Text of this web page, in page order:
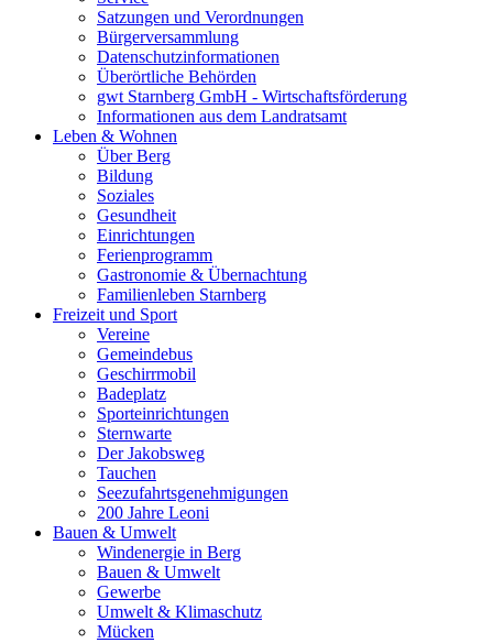
Satzungen und Verordnungen
Bürgerversammlung
Datenschutzinformationen
Überörtliche Behörden
gwt Starnberg GmbH - Wirtschaftsförderung
Informationen aus dem Landratsamt
Leben & Wohnen
Über Berg
Bildung
Soziales
Gesundheit
Einrichtungen
Ferienprogramm
Gastronomie & Übernachtung
Familienleben Starnberg
Freizeit und Sport
Vereine
Gemeindebus
Geschirrmobil
Badeplatz
Sporteinrichtungen
Sternwarte
Der Jakobsweg
Tauchen
Seezufahrtsgenehmigungen
200 Jahre Leoni
Bauen & Umwelt
Windenergie in Berg
Bauen & Umwelt
Gewerbe
Umwelt & Klimaschutz
Mücken